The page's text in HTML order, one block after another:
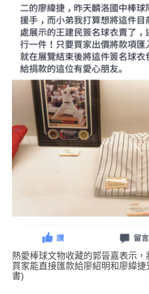
熱愛棒球文物收藏的郭晉嘉表示
買家能直接匯款給廖紹明和廖緯
書)